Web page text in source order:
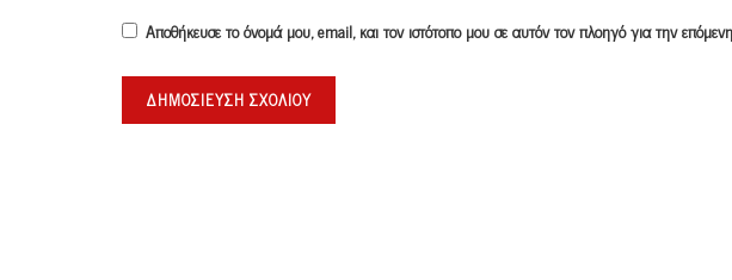
Αποθήκευσε το όνομά μου, email, και τον ιστότοπο μου σε αυτόν τον πλοηγό για την